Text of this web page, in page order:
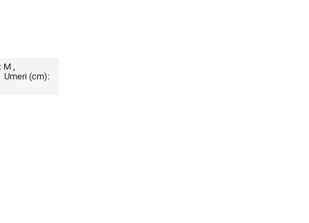
M
Umeri (cm):